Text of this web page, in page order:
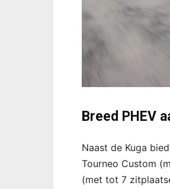
Breed PHEV
Naast de Kuga
Tourneo Custom
(met tot 7